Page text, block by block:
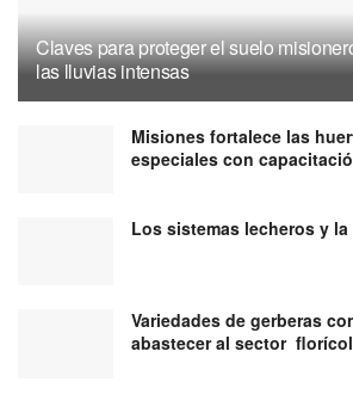
Claves para proteger el suelo
las lluvias intensas
Misiones fortalece las
especiales con
Los sistemas lecheros y
Variedades de gerberas
abastecer al sector